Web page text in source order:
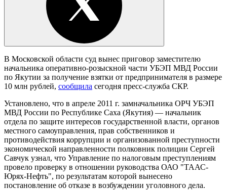
В Московской области суд вынес приговор заместителю
начальника оперативно-розыскной части УБЭП МВД России
по Якутии за получение взятки от предпринимателя в размере
10 млн рублей, сообщила сегодня пресс-служба СКР.
Установлено, что в апреле 2011 г. замначальника ОРЧ УБЭП
МВД России по Республике Саха (Якутия) — начальник
отдела по защите интересов государственной власти, органов
местного самоуправления, прав собственников и
противодействия коррупции и организованной преступности
экономической направленности полковник полиции Сергей
Савчук узнал, что Управление по налоговым преступлениям
провело проверку в отношении руководства ОАО "ТААС-
Юрях-Нефть", по результатам которой вынесено
постановление об отказе в возбуждении уголовного дела.